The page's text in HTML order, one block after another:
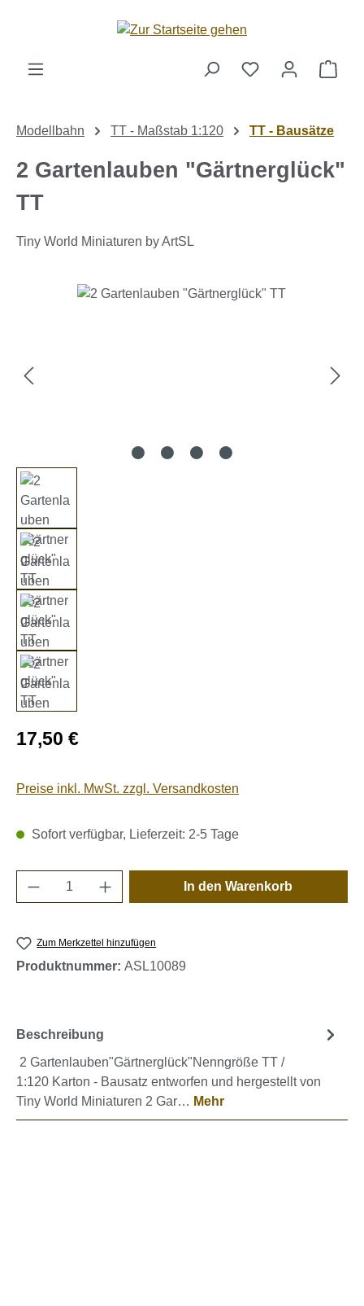
Zum Hauptinhalt springen
Modellbahn TT - Maßstab 1:120 TT - Bausätze
2 Gartenlauben "Gärtnerglück"
TT
Tiny World Miniaturen by ArtSL
Bildergalerie überspringen
Regulärer Preis:
17,50 €
Preise inkl. MwSt. zzgl. Versandkosten
Sofort verfügbar, Lieferzeit: 2-5 Tage
Produkt Anzahl: Gib den gewünschten
In den Warenkorb
Zum Merkzettel hinzufügen
Produktnummer: ASL10089
Beschreibung
2 Gartenlauben"Gärtnerglück"Nenngröße TT /
1:120 Karton - Bausatz entworfen und hergestellt von
Tiny World Miniaturen 2 Gar… Mehr